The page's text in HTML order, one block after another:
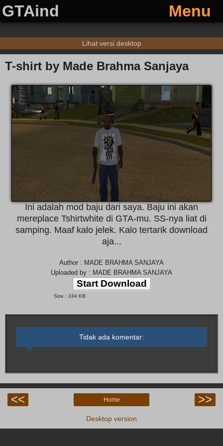
GTAind Menu
Lihat versi desktop
T-shirt by Made Brahma Sanjaya
Ini adalah mod baju dari saya. Baju ini akan
mereplace Tshirtwhite di GTA-mu. SS-nya liat di
samping. Maaf kalo jelek. Kalo tertarik download
aja...
Author : MADE BRAHMA SANJAYA
Uploaded by : MADE BRAHMA SANJAYA
Start Download
Size : 244 KB
Tidak ada komentar:
<< >>
Home
Desktop version